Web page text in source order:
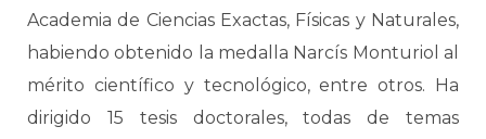
Academia de Ciencias Exactas, Físicas y Naturales,
habiendo obtenido la medalla Narcís Monturiol al
mérito científico y tecnológico, entre otros. Ha
dirigido 15 tesis doctorales, todas de temas